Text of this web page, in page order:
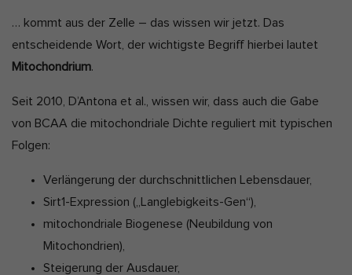
l
i
l
e
t
u
a
l
… kommt aus der Zelle – das wissen wir jetzt. Das
entscheidende Wort, der wichtigste Begriff hierbei lautet
Mitochondrium.
Seit 2010, D’Antona et al., wissen wir, dass auch die Gabe
von BCAA die mitochondriale Dichte reguliert mit typischen
Folgen:
Verlängerung der durchschnittlichen Lebensdauer,
Sirt1-Expression („Langlebigkeits-Gen“),
mitochondriale Biogenese (Neubildung von
Mitochondrien),
Steigerung der Ausdauer,
Datenschutzeinstellungen
Essenziell (7)
Essenzielle Cookies ermöglichen grundlegende Funktionen und sind
Anonyme Statistiken (1)
Statistik-Cookies erfassen Informationen anonym. Diese
Informationen helfen uns zu verstehen, wie unsere Besucher unsere